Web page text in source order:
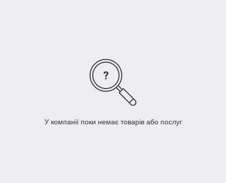
У компанії поки немає товарів або послуг